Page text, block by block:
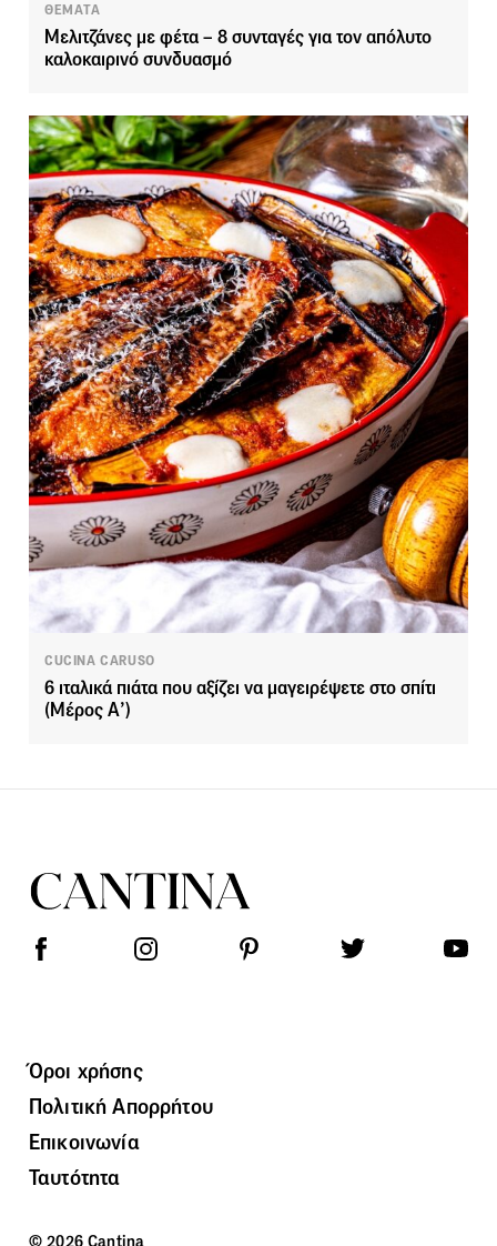
ΘΕΜΑΤΑ
Μελιτζάνες με φέτα – 8 συνταγές για τον απόλυτο
καλοκαιρινό συνδυασμό
CUCINA CARUSO
6 ιταλικά πιάτα που αξίζει να μαγειρέψετε στο σπίτι
(Μέρος Α’)
Όροι χρήσης
Πολιτική Απορρήτου
Επικοινωνία
Ταυτότητα
© 2026 Cantina